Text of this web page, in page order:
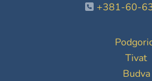
+381-60-
Tivat
Budva